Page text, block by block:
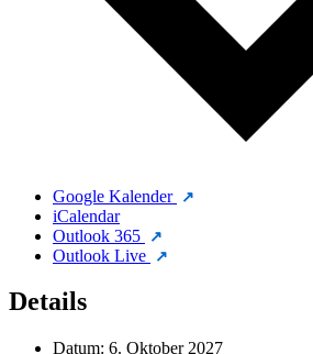
Google Kalender
iCalendar
Outlook 365
Outlook Live
Details
Datum: 6. Oktober 2027